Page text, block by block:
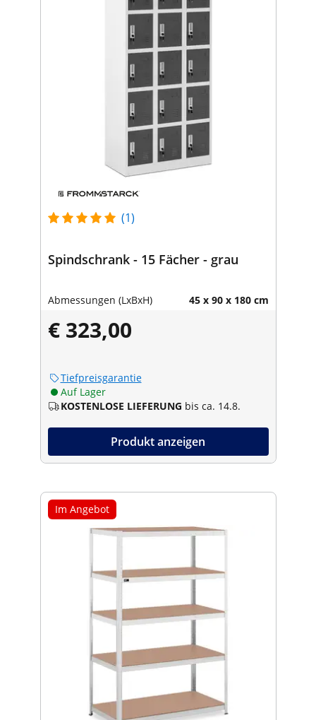
(1)
Spindschrank - 15 Fächer - grau
Abmessungen (LxBxH) 45 x 90 x 180 cm
€ 323,00
Tiefpreisgarantie
Auf Lager
KOSTENLOSE LIEFERUNG bis ca. 14.8.
Produkt anzeigen
Im Angebot